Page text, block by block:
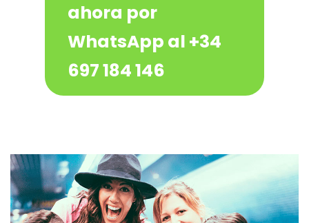
ahora por
WhatsApp al +34
697 184 146